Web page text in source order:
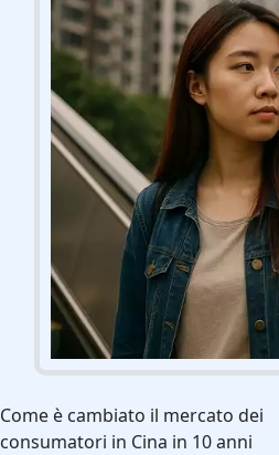
Come è cambiato il mercato dei
consumatori in Cina in 10 anni